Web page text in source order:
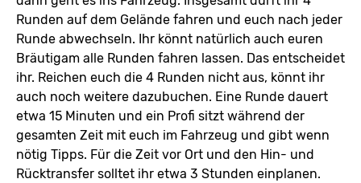
Runden auf dem Gelände fahren und euch nach jeder
Runde abwechseln. Ihr könnt natürlich auch euren
Bräutigam alle Runden fahren lassen. Das entscheidet
ihr. Reichen euch die 4 Runden nicht aus, könnt ihr
auch noch weitere dazubuchen. Eine Runde dauert
etwa 15 Minuten und ein Profi sitzt während der
gesamten Zeit mit euch im Fahrzeug und gibt wenn
nötig Tipps. Für die Zeit vor Ort und den Hin- und
Rücktransfer solltet ihr etwa 3 Stunden einplanen.